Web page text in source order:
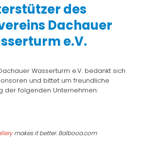
des
Dachauer
e.V.
Wasserturm e.V. bedankt sich
und bittet um freundliche
der folgenden Unternehmen:
makes it better. Balbooa.com